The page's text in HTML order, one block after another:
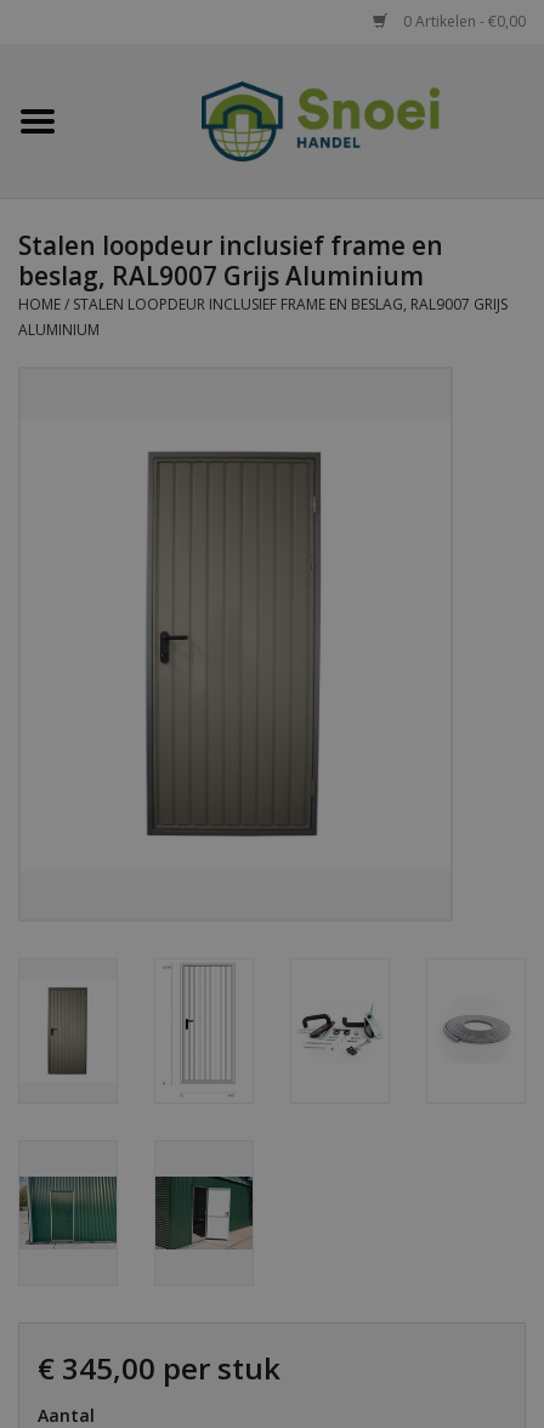
0 Artikelen - €0,00
Home
Damwandplaten
Dakpanplaten
Stalen loopdeur inclusief frame en
beslag, RAL9007 Grijs Aluminium
HOME/ STALEN LOOPDEUR INCLUSIEF FRAME EN BESLAG, RAL9007 GRIJS
ALUMINIUM
€ 345,00 per stuk
Aantal